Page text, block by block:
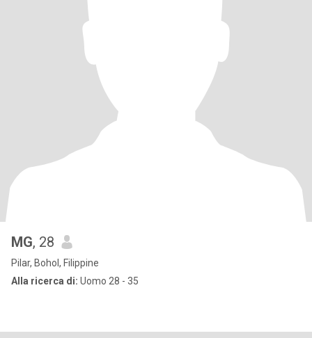
MG, 28
Pilar, Bohol, Filippine
Alla ricerca di: Uomo 28 - 35